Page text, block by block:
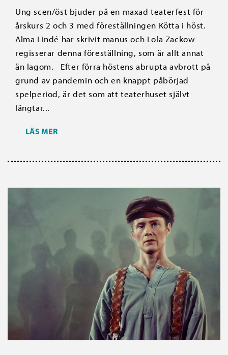
Ung scen/öst bjuder på en maxad teaterfest för
årskurs 2 och 3 med föreställningen Kötta i höst.
Alma Lindé har skrivit manus och Lola Zackow
regisserar denna föreställning, som är allt annat
än lagom. Efter förra höstens abrupta avbrott på
grund av pandemin och en knappt påbörjad
spelperiod, är det som att teaterhuset självt
längtar...
LÄS MER